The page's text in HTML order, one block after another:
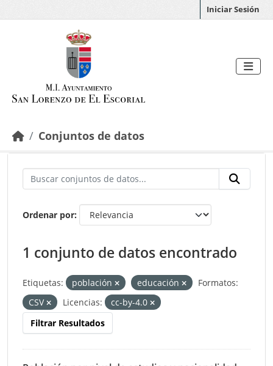
Iniciar Sesión
Conjuntos de datos
Ordenar por
1 conjunto de datos encontrado
Etiquetas: población educación
Formatos:
CSV
Licencias:
cc-by-4.0
Filtrar Resultados